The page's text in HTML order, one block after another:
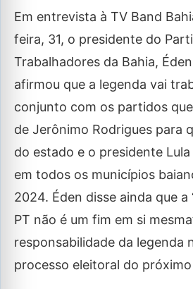
Em entrevista à TV Band
feira, 31, o presidente do
Trabalhadores da Bahia,
afirmou que a legenda vai
conjunto com os partidos
de Jerônimo Rodrigues para
do estado e o presidente
em todos os municípios
2024. Éden disse ainda que a
PT não é um fim em si
responsabilidade da legenda
processo eleitoral do